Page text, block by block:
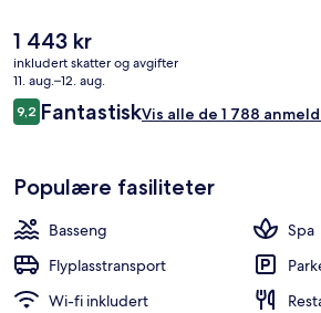
dette hotellet i luksuriøs stil, er 2 barer/
innendørsbasseng og et døgnåpent
den vennlige betjeningen og frokosten.
Den
nåværende
prisen
er
1 443 kr
1 443 kr
inkludert skatter og avgifter
11. aug.–12. aug.
Anmeldelser
9,29,2 av 10 –
FantastiskVis alle de 1 788
Populære fasiliteter
Basseng
Spa
Flyplasstransport
Wi-fi inkludert